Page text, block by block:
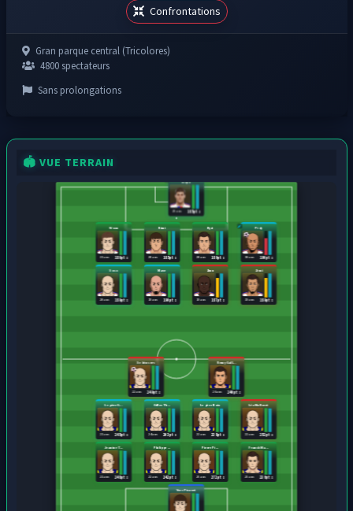
Confrontations
Gran parque central (Tricolores)
4800 spectateurs
Sans prolongations
🏟️ VUE TERRAIN
185 pts
25 ans
Woxu
186 pts
21 ans
Rimi
185 pts
20 ans
Kyri
189 pts
20 ans
Pidy
190 pts
18 ans
Soso
189 pts
20 ans
Mave
190 pts
19 ans
Zimu
187 pts
19 ans
Zemi
189 pts
19 ans
Yves Picavet
Jeanine T...
248 pts
21 ans
Philippe ...
242 pts
22 ans
Pierre Pi...
272 pts
25 ans
Franck Ma...
236 pts
25 ans
Le père G...
245 pts
21 ans
Gilles Th...
203 pts
24 ans
Le père Noix
238 pts
22 ans
Léa Malleret
252 pts
22 ans
Seb tu sers
249 pts
22 ans
Remy Gall...
240 pts
26 ans